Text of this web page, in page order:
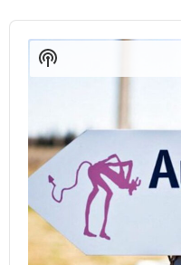
Audio
Player
Show